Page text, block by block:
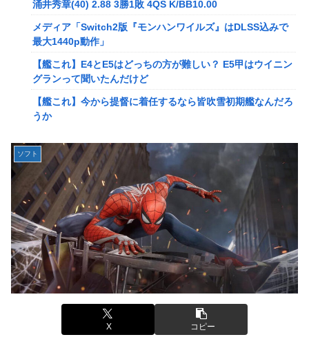
最大1440p動作」
【艦これ】E4とE5はどっちの方が難しい？ E5甲はウイニン
グランって聞いたんだけど
【艦これ】今から提督に着任するなら皆吹雪初期艦なんだろ
うか
【艦これ】バニ黒潮親潮 他
【ポケモンGO】リモート交換って 大半が交換レート合わせ
ない奴多くね？
【衝撃】クルタ族虐 殺の犯人、ツェリードニヒで確定！ク
ロロの演劇のせいで2人も無駄死ににwwww
【悲報】ライター「ちいかわが反社とコラボしてた」ﾊﾟｼｬｯ
死神のコスプレをして隣のビルの屋上から病院を眺めていた
男を逮捕ｗｗｗ
【画像】コスプレイヤーが死ぬ気で痩せた結果ｗｗｗｗ
【ROBOT魂】 88,000のミーティアが二次も即完売なの大人
涌井秀章(40) 2.88 3勝1敗 4QS K/BB10.00
メディア「Switch2版『モンハンワイルズ』はDLSS込みで
最大1440p動作」
【艦これ】E4とE5はどっちの方が難しい？ E5甲はウイニン
グランって聞いたんだけど
【艦これ】今から提督に着任するなら皆吹雪初期艦なんだろ
うか
【速報】専門家「イオンモール熊本の爆心地に”こんなも
の”があったんだけど…」
【画像】かつて天下を獲っていたYouTuberの現在ｗｗｗｗ
【速報】熊本イオンモール、爆発の原因は『これ』の可能性
【悲報】コレコレ、月収1億円ｗｗｗそりゃ外出るのにボデ
ィガードつけるわ…
【悲報】有名漫画家、がんを公表「大腸癌になってしまいま
した。肝臓に転移も見られてステージ4です」
伊勢鈴蘭さん、コカ・コーラ愛を全力アピール！
ソフト
X コピー